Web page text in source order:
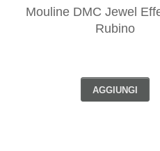
Mouline DMC Jewel
Rubino
AGGIUNGI